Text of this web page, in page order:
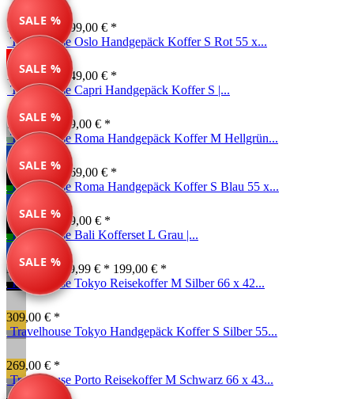
SALE %
139,99 € * 199,00 € *
SALE %
Travelhouse Oslo Handgepäck Koffer S Rot 55 x...
199,00 € * 249,00 € *
SALE %
Travelhouse Capri Handgepäck Koffer S |...
74,99 € *149,00 € *
SALE %
Travelhouse Roma Handgepäck Koffer M Hellgrün...
134,99 € * 169,00 € *
SALE %
Travelhouse Roma Handgepäck Koffer S Blau 55 x...
99,00 € *149,00 € *
SALE %
Travelhouse Bali Kofferset L Grau |...
Farben ab: 79,99 € * 199,00 € *
Travelhouse Tokyo Reisekoffer M Silber 66 x 42...
309,00 € *
Travelhouse Tokyo Handgepäck Koffer S Silber 55...
269,00 € *
Travelhouse Porto Reisekoffer M Schwarz 66 x 43...